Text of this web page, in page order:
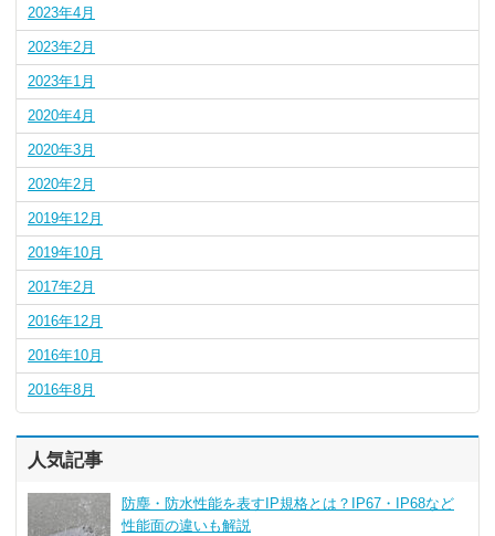
2023年4月
2023年2月
2023年1月
2020年4月
2020年3月
2020年2月
2019年12月
2019年10月
2017年2月
2016年12月
2016年10月
2016年8月
人気記事
防塵・防水性能を表すIP規格とは？IP67・IP68など
性能面の違いも解説